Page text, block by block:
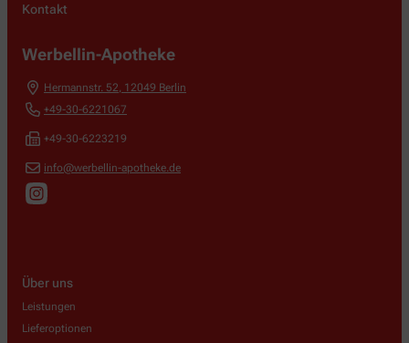
Kontakt
Werbellin-Apotheke
Hermannstr. 52, 12049 Berlin
+49-30-6221067
+49-30-6223219
info@werbellin-apotheke.de
Über uns
Leistungen
Lieferoptionen